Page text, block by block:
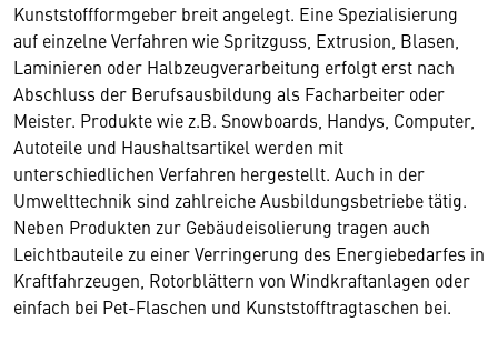
Kunststoffformgeber breit angelegt. Eine Spezialisierung
auf einzelne Verfahren wie Spritzguss, Extrusion, Blasen,
Laminieren oder Halbzeugverarbeitung erfolgt erst nach
Abschluss der Berufsausbildung als Facharbeiter oder
Meister. Produkte wie z.B. Snowboards, Handys, Computer,
Autoteile und Haushaltsartikel werden mit
unterschiedlichen Verfahren hergestellt. Auch in der
Umwelttechnik sind zahlreiche Ausbildungsbetriebe tätig.
Neben Produkten zur Gebäudeisolierung tragen auch
Leichtbauteile zu einer Verringerung des Energiebedarfes in
Kraftfahrzeugen, Rotorblättern von Windkraftanlagen oder
einfach bei Pet-Flaschen und Kunststofftragtaschen bei.